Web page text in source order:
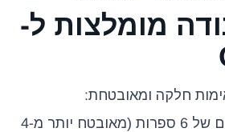
מומלצות ל-
חלקה ומאובטחת:
השתמשו בקודים של 6 ספרות (מאובטח יותר מ-4